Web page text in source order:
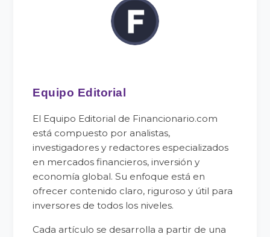
Equipo Editorial
El Equipo Editorial de Financionario.com
está compuesto por analistas,
investigadores y redactores especializados
en mercados financieros, inversión y
economía global. Su enfoque está en
ofrecer contenido claro, riguroso y útil para
inversores de todos los niveles.
Cada artículo se desarrolla a partir de una